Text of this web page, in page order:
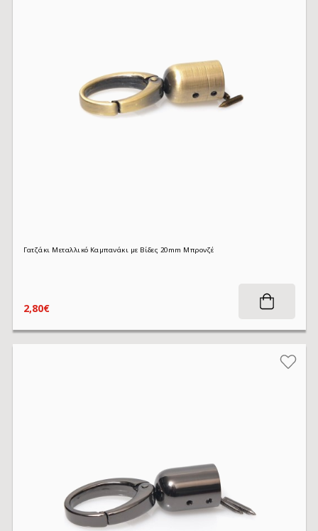
Γατζάκι Μεταλλικό Καμπανάκι με Βίδες 20mm Μπρονζέ
2,80€